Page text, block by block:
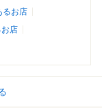
るお店
店